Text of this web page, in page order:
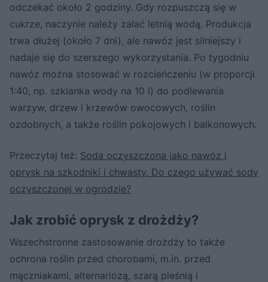
odczekać około 2 godziny. Gdy rozpuszczą się w
cukrze, naczynie należy zalać letnią wodą. Produkcja
trwa dłużej (około 7 dni), ale nawóz jest silniejszy i
nadaje się do szerszego wykorzystania. Po tygodniu
nawóz można stosować w rozcieńczeniu (w proporcji
1:40, np. szklanka wody na 10 l) do podlewania
warzyw, drzew i krzewów owocowych, roślin
ozdobnych, a także roślin pokojowych i balkonowych.
Przeczytaj też: Soda oczyszczona jako nawóz i
oprysk na szkodniki i chwasty. Do czego używać sody
oczyszczonej w ogrodzie?
Jak zrobić oprysk z drożdży?
Wszechstronne zastosowanie drożdży to także
ochrona roślin przed chorobami, m.in. przed
mączniakami, alternariozą, szarą pleśnią i